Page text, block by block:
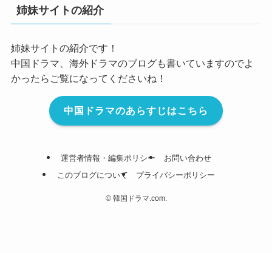
姉妹サイトの紹介
姉妹サイトの紹介です！
中国ドラマ、海外ドラマのブログも書いていますのでよ
かったらご覧になってくださいね！
中国ドラマのあらすじはこちら
運営者情報・編集ポリシー
お問い合わせ
このブログについて
プライバシーポリシー
©韓国ドラマ.com.